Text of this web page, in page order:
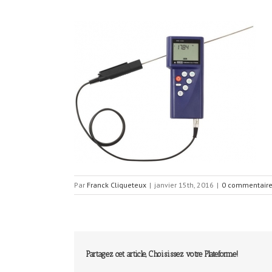
Par Franck Cliqueteux | janvier 15th, 2016 | 0 commentaire
Partagez cet article, Choisissez votre Plateforme!